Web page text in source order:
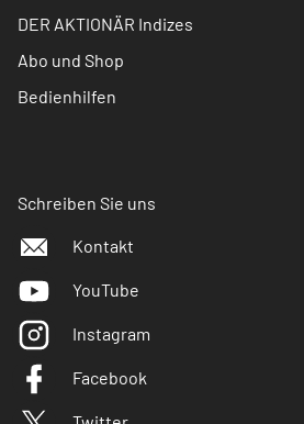
DER AKTIONÄR Indizes
Abo und Shop
Bedienhilfen
Schreiben Sie uns
Kontakt
YouTube
Instagram
Facebook